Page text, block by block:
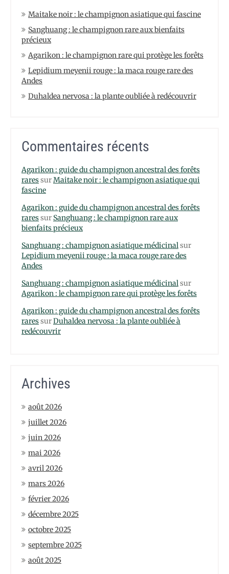
Maitake noir : le champignon asiatique qui fascine
Sanghuang : le champignon rare aux bienfaits
précieux
Agarikon : le champignon rare qui protège les forêts
Lepidium meyenii rouge : la maca rouge rare des
Andes
Duhaldea nervosa : la plante oubliée à redécouvrir
Commentaires récents
Agarikon : guide du champignon ancestral des forêts
raressurMaitake noir : le champignon asiatique qui
fascine
Agarikon : guide du champignon ancestral des forêts
raressur Sanghuang : le champignon rare aux
bienfaits précieux
Sanghuang : champignon asiatique médicinalsur
Lepidium meyenii rouge : la maca rouge rare des
Andes
Sanghuang : champignon asiatique médicinalsur
Agarikon : le champignon rare qui protège les forêts
Agarikon : guide du champignon ancestral des forêts
raressurDuhaldea nervosa : la plante oubliée à
redécouvrir
Archives
août 2026
juillet 2026
juin 2026
mai 2026
avril 2026
mars 2026
février 2026
décembre 2025
octobre 2025
septembre 2025
août 2025